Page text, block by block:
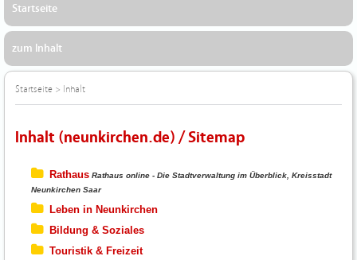
Startseite
zum Inhalt
Startseite > Inhalt
Inhalt (neunkirchen.de) / Sitemap
Rathaus Rathaus online - Die Stadtverwaltung im Überblick, Kreisstadt
Neunkirchen Saar
Leben in Neunkirchen
Bildung & Soziales
Touristik & Freizeit